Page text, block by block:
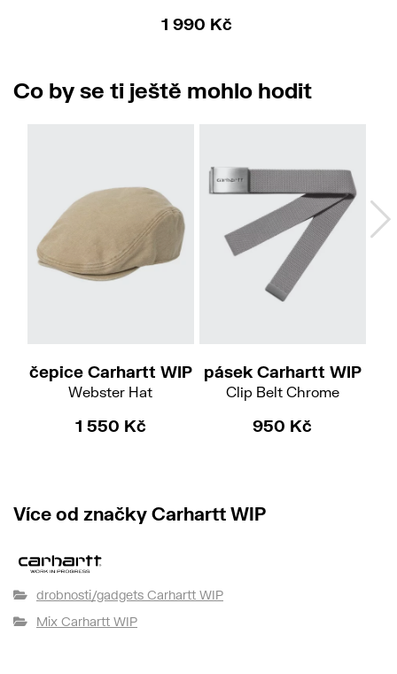
1 990 Kč
Co by se ti ještě mohlo hodit
čepice Carhartt WIP
Webster Hat
1 550 Kč
pásek Carhartt WIP
Clip Belt Chrome
950 Kč
Více od značky Carhartt WIP
drobnosti/gadgets Carhartt WIP
Mix Carhartt WIP